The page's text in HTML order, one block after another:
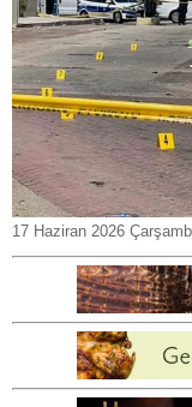
17 Haziran 2026